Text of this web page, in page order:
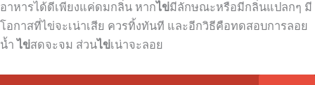
อาหารได้ดีเพียงแค่ดมกลิ่น หากไข่มีลักษณะหรือมีกลิ่นแปลกๆ มี
โอกาสที่ไข่จะเน่าเสีย ควรทิ้งทันที และอีกวิธีคือทดสอบการลอย
น้ำ ไข่สดจะจม ส่วนไข่เน่าจะลอย